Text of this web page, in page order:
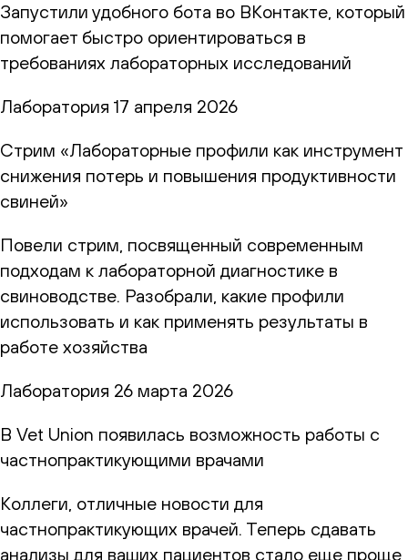
Запустили удобного бота во ВКонтакте, который
помогает быстро ориентироваться в
требованиях лабораторных исследований
Лаборатория 17 апреля 2026
Стрим «Лабораторные профили как инструмент
снижения потерь и повышения продуктивности
свиней»
Повели стрим, посвященный современным
подходам к лабораторной диагностике в
свиноводстве. Разобрали, какие профили
использовать и как применять результаты в
работе хозяйства
Лаборатория 26 марта 2026
В Vet Union появилась возможность работы с
частнопрактикующими врачами
Коллеги, отличные новости для
частнопрактикующих врачей. Теперь сдавать
анализы для ваших пациентов стало еще проще